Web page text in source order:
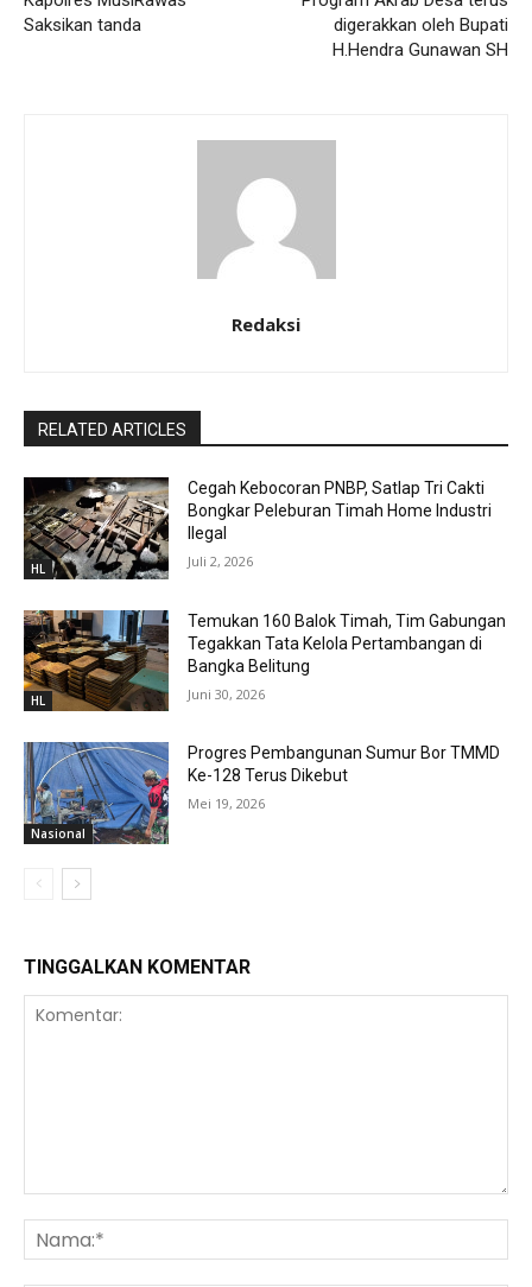
Saksikan tanda
digerakkan oleh Bupati
H.Hendra Gunawan SH
Redaksi
RELATED ARTICLES
HL
Cegah Kebocoran PNBP, Satlap Tri Cakti
Bongkar Peleburan Timah Home Industri
Ilegal
Juli 2, 2026
HL
Temukan 160 Balok Timah, Tim Gabungan
Tegakkan Tata Kelola Pertambangan di
Bangka Belitung
Juni 30, 2026
Nasional
Progres Pembangunan Sumur Bor TMMD
Ke-128 Terus Dikebut
Mei 19, 2026
TINGGALKAN KOMENTAR